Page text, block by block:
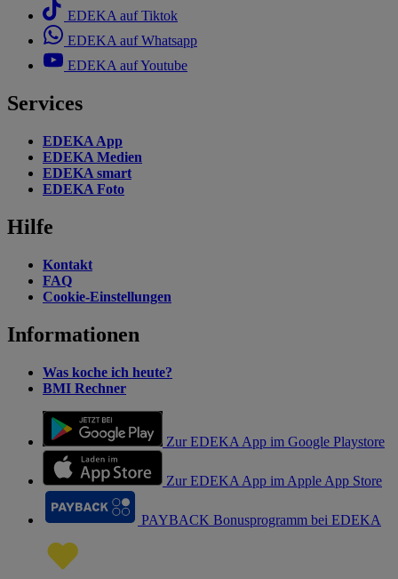
EDEKA auf Tiktok
EDEKA auf Whatsapp
EDEKA auf Youtube
Services
EDEKA App
EDEKA Medien
EDEKA smart
EDEKA Foto
Hilfe
Kontakt
FAQ
Cookie-Einstellungen
Informationen
Was koche ich heute?
BMI Rechner
Zur EDEKA App im Google Playstore
Zur EDEKA App im Apple App Store
PAYBACK Bonusprogramm bei EDEKA